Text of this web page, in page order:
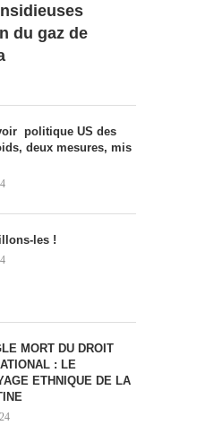
du gaz de
politique US des
deux mesures, mis
les !
MORT DU DROIT
: LE
ETHNIQUE DE LA